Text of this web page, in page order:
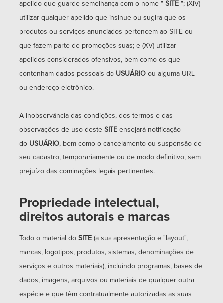
apelido que guarde semelhança com o nome " SITE "; (XIV)
utilizar qualquer apelido que insinue ou sugira que os
produtos ou serviços anunciados pertencem ao SITE ou
que fazem parte de promoções suas; e (XV) utilizar
apelidos considerados ofensivos, bem como os que
contenham dados pessoais do USUÁRIO ou alguma URL
ou endereço eletrônico.
A inobservância das condições, dos termos e das
observações de uso deste SITE ensejará notificação
do USUÁRIO, bem como o cancelamento ou suspensão de
seu cadastro, temporariamente ou de modo definitivo, sem
prejuízo das cominações legais pertinentes.
Propriedade intelectual,
direitos autorais e marcas
Todo o material do SITE (a sua apresentação e "layout",
marcas, logotipos, produtos, sistemas, denominações de
serviços e outros materiais), incluindo programas, bases de
dados, imagens, arquivos ou materiais de qualquer outra
espécie e que têm contratualmente autorizadas as suas